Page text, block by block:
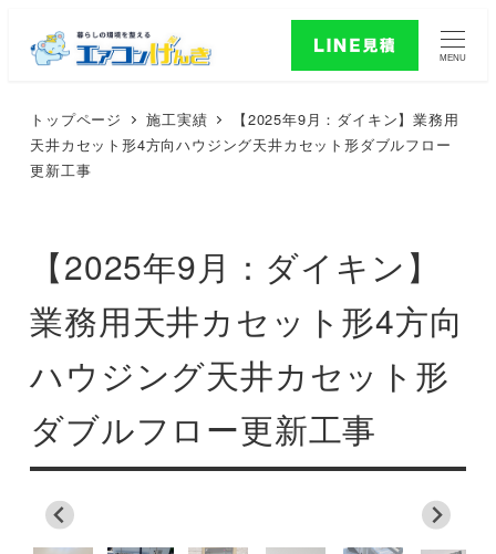
MENU
トップページ 施工実績
【2025年9月：ダイキン】業務用
天井カセット形4方向ハウジング天井カセット形ダブルフロー
更新工事
【2025年9月：ダイキン】
業務用天井カセット形4方向
ハウジング天井カセット形
ダブルフロー更新工事